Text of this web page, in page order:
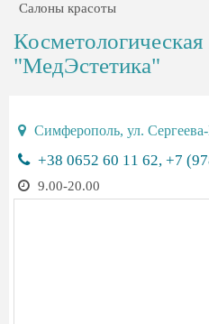
Салоны красоты
Косметологическая
"МедЭстетика"
Симферополь, ул.
+38 0652 60 11 62, +7
9.00-20.00